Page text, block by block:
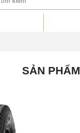
SẢN PHẨM